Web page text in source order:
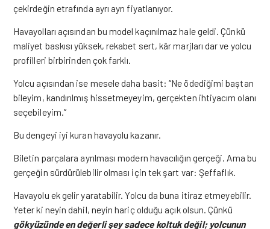
çekirdeğin etrafında ayrı ayrı fiyatlanıyor.
Havayolları açısından bu model kaçınılmaz hale geldi. Çünkü
maliyet baskısı yüksek, rekabet sert, kâr marjları dar ve yolcu
profilleri birbirinden çok farklı.
Yolcu açısından ise mesele daha basit: “Ne ödediğimi baştan
bileyim, kandırılmış hissetmeyeyim, gerçekten ihtiyacım olanı
seçebileyim.”
Bu dengeyi iyi kuran havayolu kazanır.
Biletin parçalara ayrılması modern havacılığın gerçeği. Ama bu
gerçeğin sürdürülebilir olması için tek şart var: Şeffaflık.
Havayolu ek gelir yaratabilir. Yolcu da buna itiraz etmeyebilir.
Yeter ki neyin dahil, neyin hariç olduğu açık olsun. Çünkü
gökyüzünde en değerli şey sadece koltuk değil; yolcunun